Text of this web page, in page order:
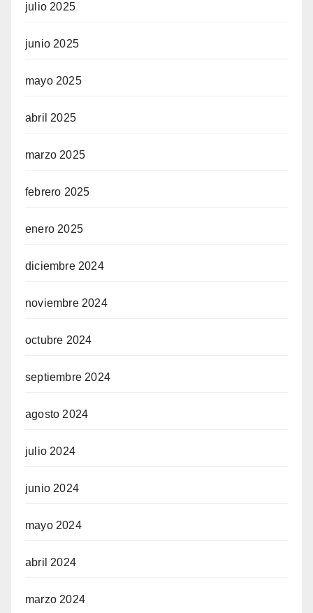
julio 2025
junio 2025
mayo 2025
abril 2025
marzo 2025
febrero 2025
enero 2025
diciembre 2024
noviembre 2024
octubre 2024
septiembre 2024
agosto 2024
julio 2024
junio 2024
mayo 2024
abril 2024
marzo 2024